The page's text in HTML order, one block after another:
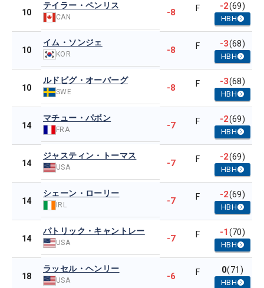
10
テイラー・ペンリス
CAN -8 F -2(69)
HBH
10
イム・ソンジェ
KOR -8 F -3(68)
HBH
10
ルドビグ・オーバーグ
SWE -8 F -3(68)
HBH
14
マチュー・パボン
FRA -7 F -2(69)
HBH
14
ジャスティン・トーマス
USA -7 F -2(69)
HBH
14
シェーン・ローリー
IRL -7 F -2(69)
HBH
14
パトリック・キャントレー
USA -7 F -1(70)
HBH
18
ラッセル・ヘンリー
USA -6 F 0(71)
HBH